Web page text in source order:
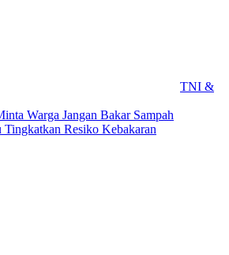
TNI &
Warga Jangan Bakar Sampah
Tingkatkan Resiko Kebakaran